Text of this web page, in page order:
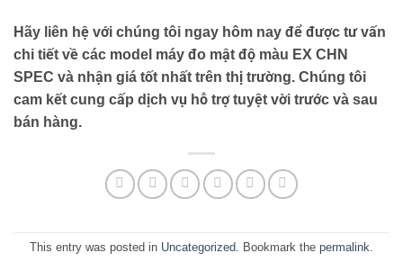
Hãy liên hệ với chúng tôi ngay hôm nay để được tư vấn
chi tiết về các model máy đo mật độ màu EX CHN
SPEC và nhận giá tốt nhất trên thị trường. Chúng tôi
cam kết cung cấp dịch vụ hỗ trợ tuyệt vời trước và sau
bán hàng.
This entry was posted in Uncategorized. Bookmark the permalink.